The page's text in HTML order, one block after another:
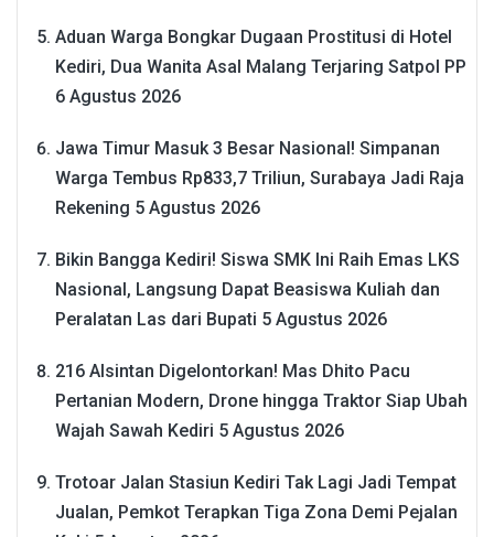
Aduan Warga Bongkar Dugaan Prostitusi di Hotel
Kediri, Dua Wanita Asal Malang Terjaring Satpol PP
6 Agustus 2026
Jawa Timur Masuk 3 Besar Nasional! Simpanan
Warga Tembus Rp833,7 Triliun, Surabaya Jadi Raja
Rekening 5 Agustus 2026
Bikin Bangga Kediri! Siswa SMK Ini Raih Emas LKS
Nasional, Langsung Dapat Beasiswa Kuliah dan
Peralatan Las dari Bupati 5 Agustus 2026
216 Alsintan Digelontorkan! Mas Dhito Pacu
Pertanian Modern, Drone hingga Traktor Siap Ubah
Wajah Sawah Kediri 5 Agustus 2026
Trotoar Jalan Stasiun Kediri Tak Lagi Jadi Tempat
Jualan, Pemkot Terapkan Tiga Zona Demi Pejalan